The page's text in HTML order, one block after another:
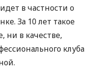
в частности о
За 10 лет такое
ни в качестве,
клуба